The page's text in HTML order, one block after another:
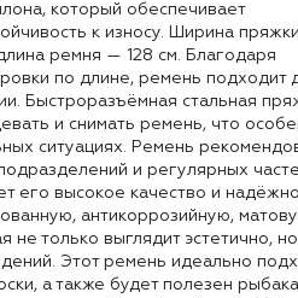
который обеспечивает
к износу. Ширина пряжки
ремня — 128 см. Благодаря
по длине, ремень подходит
Быстроразъёмная стальная
и снимать ремень, что
ситуациях. Ремень
и регулярных
его высокое качество и
антикоррозийную,
не только выглядит эстетично,
Этот ремень идеально
а также будет полезен